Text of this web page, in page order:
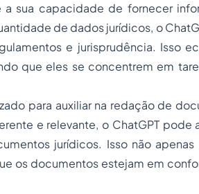
a sua capacidade de fornecer
de dados jurídicos, o
e jurisprudência. Isso
que eles se concentrem em
para auxiliar na redação de
e relevante, o ChatGPT pode
jurídicos. Isso não apenas
os documentos estejam em